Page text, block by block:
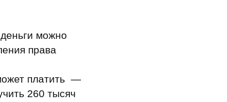
можно
права
платить —
260 тысяч